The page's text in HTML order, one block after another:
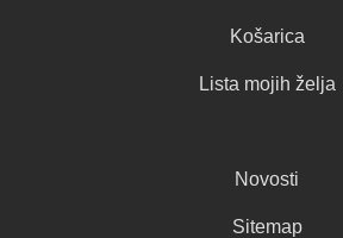
Košarica
Lista mojih želja
Novosti
Sitemap